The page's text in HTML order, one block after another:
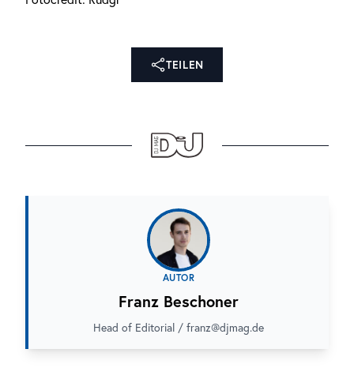
TEILEN
AUTOR
Franz Beschoner
Head of Editorial / franz@djmag.de